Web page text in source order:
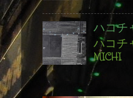
ハコチ
ハコチ
MICHI